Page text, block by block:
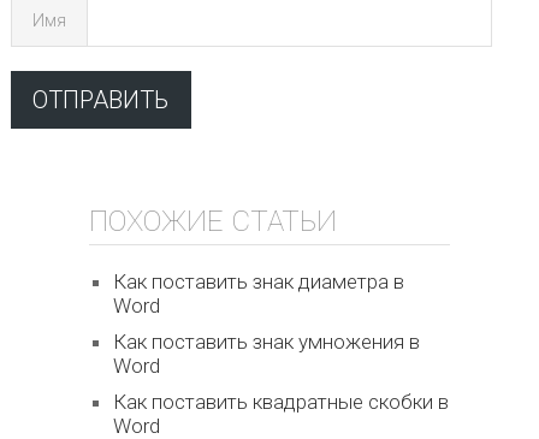
Имя
ПОХОЖИЕ СТАТЬИ
Как поставить знак диаметра в
Word
Как поставить знак умножения в
Word
Как поставить квадратные скобки в
Word